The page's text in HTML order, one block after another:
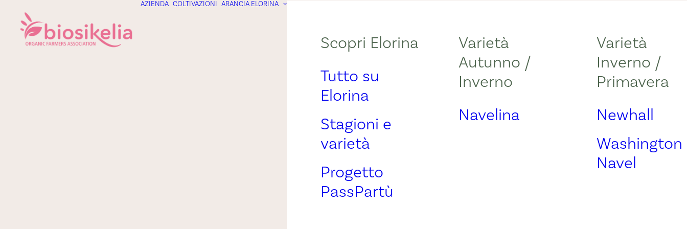
AZIENDA COLTIVAZIONI ARANCIA ELORINA
Scopri Elorina
Tutto su
Elorina
Stagioni e
varietà
Progetto
PassPartù
Varietà
Autunno /
Inverno
Navelina
Varietà
Inverno /
Primavera
Newhall
Washington
Navel